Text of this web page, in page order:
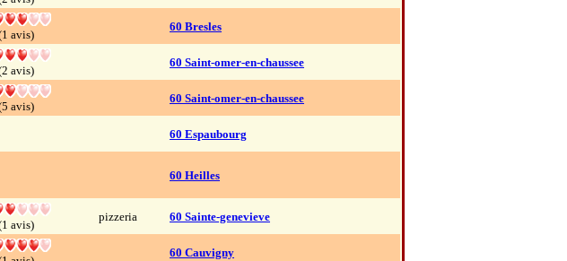
avis)
60 Bresles
avis)
60 Saint-omer-en-chaussee
avis)
60 Saint-omer-en-chaussee
60 Espaubourg
60 Heilles
avis)
pizzeria 60 Sainte-genevieve
60 Cauvigny